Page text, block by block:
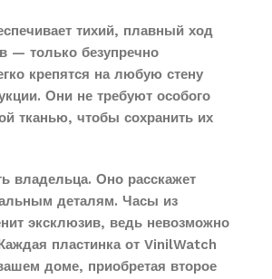
тихий, плавный ход
— только безупречно
крепятся на любую стену
Они не требуют особого
тканью, чтобы сохранить их
владельца. Оно расскажет
деталям. Часы из
эксклюзив, ведь невозможно
пластинка от VinilWatch
доме, приобретая второе